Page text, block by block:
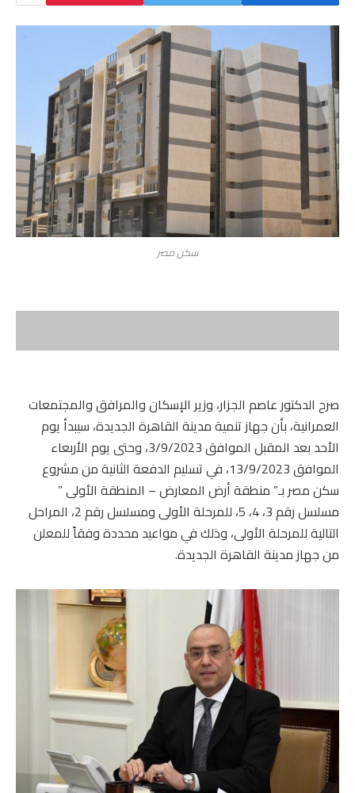
سكن مصر
صرح الدكتور عاصم الجزار، وزير الإسكان والمرافق والمجتمعات
العمرانية، بأن جهاز تنمية مدينة القاهرة الجديدة، سيبدأ يوم
الأحد بعد المقبل الموافق 3/9/2023، وحتى يوم الأربعاء
الموافق 13/9/2023، في تسليم الدفعة الثانية من مشروع
سكن مصر بـ” منطقة أرض المعارض – المنطقة الأولى ”
مسلسل رقم 3، 4، 5، للمرحلة الأولى ومسلسل رقم 2، المراحل
التالية للمرحلة الأولى، وذلك في مواعيد محددة وفقاً للمعلن
من جهاز مدينة القاهرة الجديدة.